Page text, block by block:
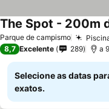
Parque de campismo
The Spot - 200m
8,7 Excelente 289 a
Selecione as datas
exatos.